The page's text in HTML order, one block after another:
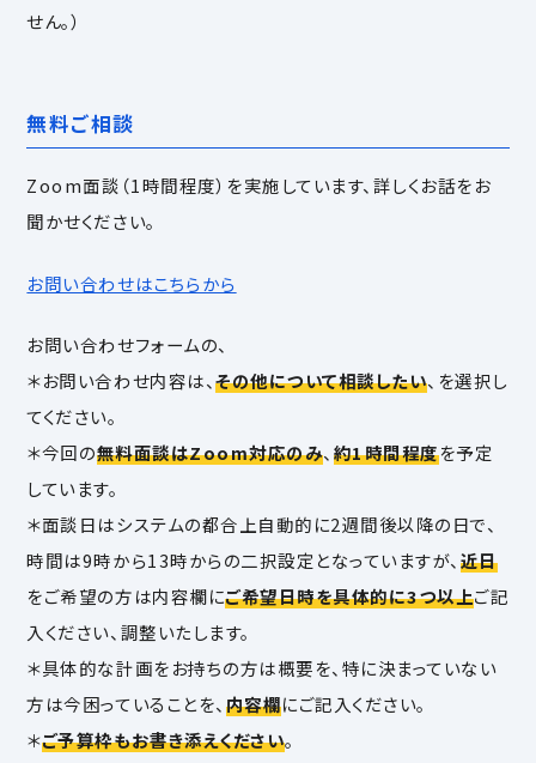
せん。）
無料ご相談
Zoom面談（1時間程度）を実施しています、詳しくお話をお
聞かせください。
お問い合わせはこちらから
お問い合わせフォームの、
＊お問い合わせ内容は、その他について相談したい、を選択し
てください。
＊今回の無料面談はZoom対応のみ、約1時間程度を予定
しています。
＊面談日はシステムの都合上自動的に2週間後以降の日で、
時間は9時から13時からの二択設定となっていますが、近日
をご希望の方は内容欄にご希望日時を具体的に3つ以上ご記
入ください、調整いたします。
＊具体的な計画をお持ちの方は概要を、特に決まっていない
方は今困っていることを、内容欄にご記入ください。
＊ご予算枠もお書き添えください。